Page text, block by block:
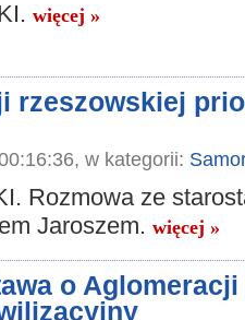
więcej »
rzeszowskiej
w kategorii:
Rozmowa ze
Jaroszem. więcej »
o